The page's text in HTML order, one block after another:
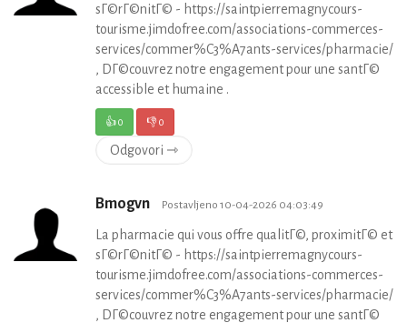
sГ©rГ©nitГ© - https://saintpierremagnycours-
tourisme.jimdofree.com/associations-commerces-
services/commer%C3%A7ants-services/pharmacie/
, DГ©couvrez notre engagement pour une santГ©
accessible et humaine .
👍0 👎0
Odgovori ⇾
Bmogvn Postavljeno 10-04-2026 04:03:49
La pharmacie qui vous offre qualitГ©, proximitГ© et
sГ©rГ©nitГ© - https://saintpierremagnycours-
tourisme.jimdofree.com/associations-commerces-
services/commer%C3%A7ants-services/pharmacie/
, DГ©couvrez notre engagement pour une santГ©